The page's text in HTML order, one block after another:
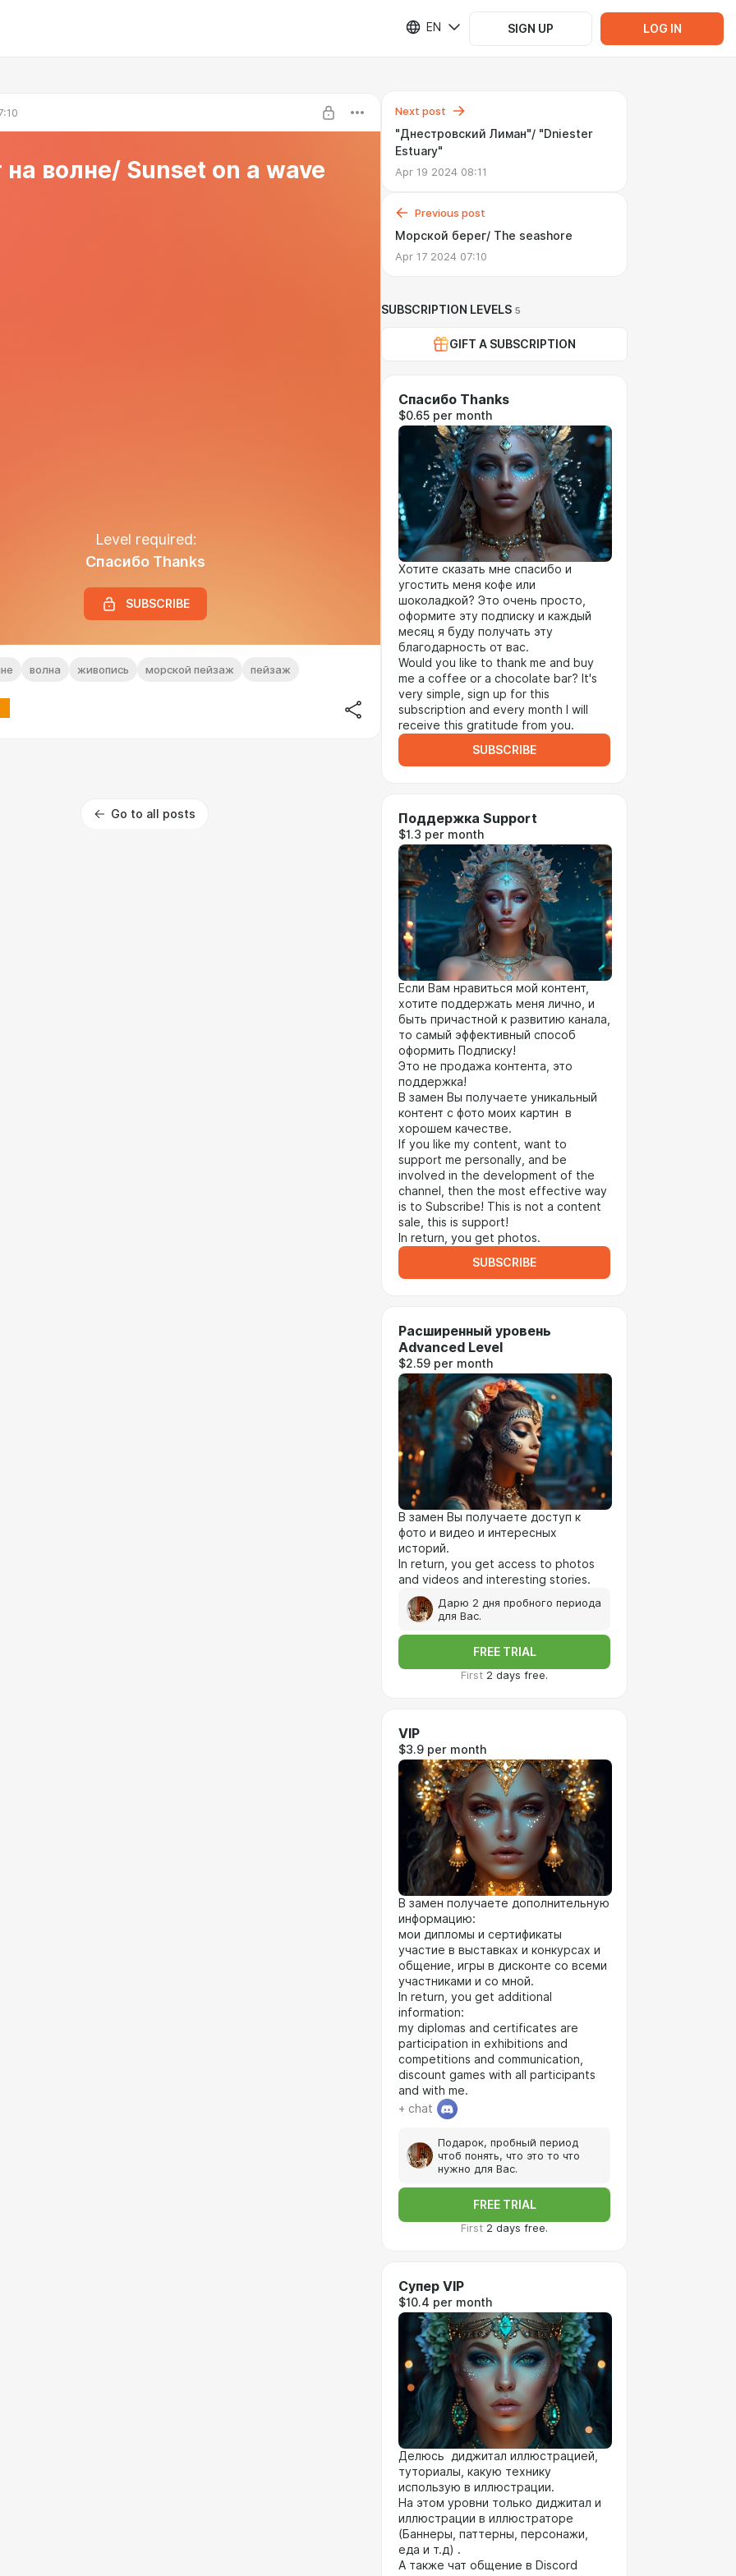
EN SIGN UP LOG IN
на волне/ Sunset on a wave
Level required:
Спасибо Thanks
SUBSCRIBE
волна живопись морской пейзаж пейзаж
Go to all posts
Next post
"Днестровский Лиман"/ "Dniester
Estuary"
Apr 19 2024 08:11
Previous post
Морской берег/ The seashore
Apr 17 2024 07:10
SUBSCRIPTION LEVELS 5
GIFT A SUBSCRIPTION
Спасибо Thanks
$0.65 per month
Хотите сказать мне спасибо и
угостить меня кофе или
шоколадкой? Это очень просто,
оформите эту подписку и каждый
месяц я буду получать эту
благодарность от вас.
Would you like to thank me and buy
me a coffee or a chocolate bar? It's
very simple, sign up for this
subscription and every month I will
receive this gratitude from you.
SUBSCRIBE
Поддержка Support
$1.3 per month
Если Вам нравиться мой контент,
хотите поддержать меня лично, и
быть причастной к развитию канала,
то самый эффективный способ
оформить Подписку!
Это не продажа контента, это
поддержка!
В замен Вы получаете уникальный
контент с фото моих картин в
хорошем качестве.
If you like my content, want to
support me personally, and be
involved in the development of the
channel, then the most effective way
is to Subscribe! This is not a content
sale, this is support!
In return, you get photos.
SUBSCRIBE
Расширенный уровень
Advanced Level
$2.59 per month
В замен Вы получаете доступ к
фото и видео и интересных
историй.
In return, you get access to photos
and videos and interesting stories.
Дарю 2 дня пробного периода
для Вас.
FREE TRIAL
First 2 days free.
VIP
$3.9 per month
В замен получаете дополнительную
информацию:
мои дипломы и сертификаты
участие в выставках и конкурсах и
общение, игры в дисконте со всеми
участниками и со мной.
In return, you get additional
information:
my diplomas and certificates are
participation in exhibitions and
competitions and communication,
discount games with all participants
and with me.
+ chat
Подарок, пробный период
чтоб понять, что это то что
нужно для Вас.
FREE TRIAL
First 2 days free.
Супер VIP
$10.4 per month
Делюсь диджитал иллюстрацией,
туториалы, какую технику
использую в иллюстрации.
На этом уровни только диджитал и
иллюстрации в иллюстраторе
(Баннеры, паттерны, персонажи,
еда и т.д) .
А также чат общение в Discord